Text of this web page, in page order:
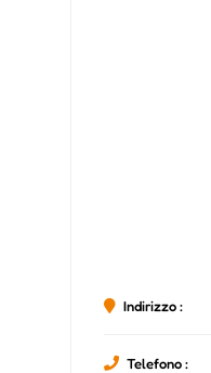
Indirizzo :
Telefono :